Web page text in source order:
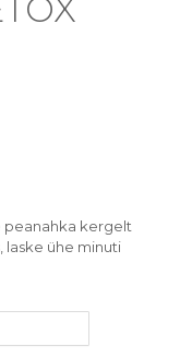
peanahka kergelt
laske ühe minuti